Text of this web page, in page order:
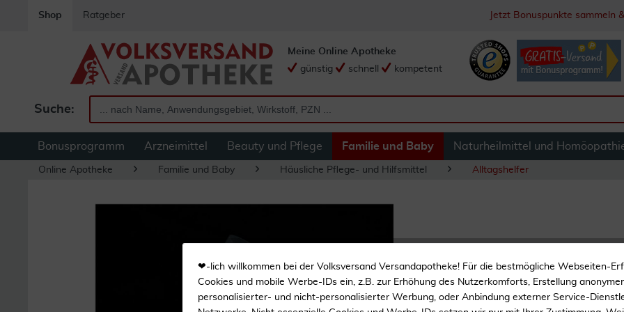
Shop Ratgeber Jetzt Bonuspunkte sammeln
Suche:
Meine Online Apotheke
günstig
schnell kompetent
Bonusprogramm Arzneimittel Beauty und Pflege Familie und Baby Naturheilmittel und
Online Apotheke Familie und Baby Häusliche Pflege- und Hilfsmittel Alltagshelfer
Faceshield
❤-lich willkommen bei der Volksversand Versandapotheke! Für die bestmögliche Webseiten-
Cookies und mobile Werbe-IDs ein, z.B. zur Erhöhung des Nutzerkomforts, Erstellung
personalisierter- und nicht-personalisierter Werbung, oder Anbindung externer Service-